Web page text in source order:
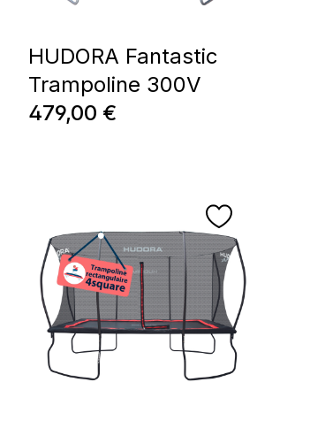
HUDORA Fantastic
Trampoline 300V
Prix régulier :
479,00 €